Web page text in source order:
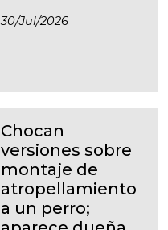
30/jul/2026
Chocan
versiones sobre
montaje de
atropellamiento
a un perro;